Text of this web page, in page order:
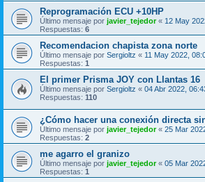
Reprogramación ECU +10HP
Último mensaje por javier_tejedor« 12 May
Respuestas: 6
Recomendacion chapista zona norte
Último mensaje por Sergioltz « 11 May 2022,
Respuestas: 1
El primer Prisma JOY con Llantas 16
Último mensaje por Sergioltz « 04 Abr 2022,
Respuestas: 110
¿Cómo hacer una conexión directa
Último mensaje por javier_tejedor« 25 Mar
Respuestas: 2
me agarro el granizo
Último mensaje por javier_tejedor« 05 Mar
Respuestas: 1